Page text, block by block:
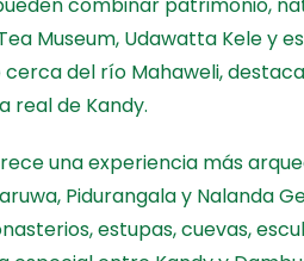
combinar patrimonio,
Museum, Udawatta Kele y
cerca del río Mahaweli,
real de Kandy.
una experiencia más
Pidurangala y Nalanda
estupas, cuevas,